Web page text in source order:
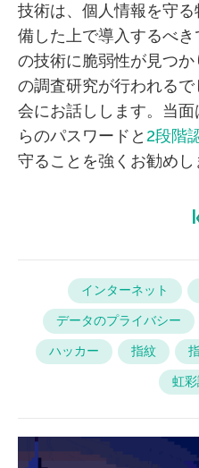
技術は、個人情報を守
備した上で導入するべ
の技術に脆弱性が見つ
の調査研究が行われる
会にお話しします。当
らのパスワードと 2段階
守ることを強くお勧めし
インターネット
データのプライバシー
ハッカー
指紋
虹